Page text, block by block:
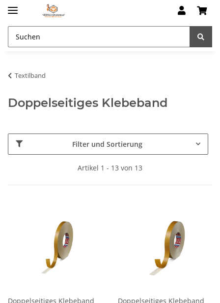
Textilband
Doppelseitiges Klebeband
Filter und Sortierung
Artikel 1 - 13 von 13
Doppelseitiges Klebeband
Doppelseitiges Klebeband